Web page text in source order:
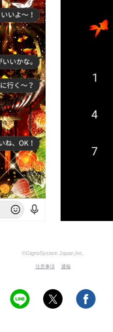
©GignoSystem Japan,Inc.
注意事項 通報